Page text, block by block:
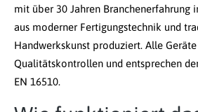
mit über 30 Jahren Branchenerfahrung
aus moderner Fertigungstechnik und
Handwerkskunst produziert. Alle
Qualitätskontrollen und entsprechen
EN 16510.